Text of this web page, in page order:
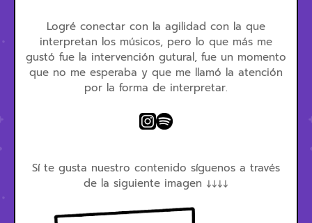
Logré conectar con la agilidad con la que
interpretan los músicos, pero lo que más me
gustó fue la intervención gutural, fue un momento
que no me esperaba y que me llamó la atención
por la forma de interpretar.
Sí te gusta nuestro contenido síguenos a través
de la siguiente imagen ↓↓↓↓